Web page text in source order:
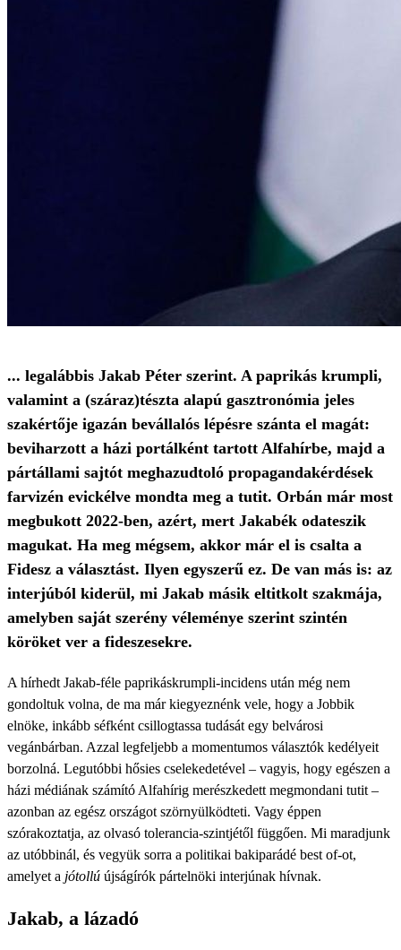
... legalábbis Jakab Péter szerint. A paprikás krumpli,
valamint a (száraz)tészta alapú gasztronómia jeles
szakértője igazán bevállalós lépésre szánta el magát:
beviharzott a házi portálként tartott Alfahírbe, majd a
pártállami sajtót meghazudtoló propagandakérdések
farvizén evickélve mondta meg a tutit. Orbán már most
megbukott 2022-ben, azért, mert Jakabék odateszik
magukat. Ha meg mégsem, akkor már el is csalta a
Fidesz a választást. Ilyen egyszerű ez. De van más is: az
interjúból kiderül, mi Jakab másik eltitkolt szakmája,
amelyben saját szerény véleménye szerint szintén
köröket ver a fideszesekre.
A hírhedt Jakab-féle paprikáskrumpli-incidens után még nem
gondoltuk volna, de ma már kiegyeznénk vele, hogy a Jobbik
elnöke, inkább séfként csillogtassa tudását egy belvárosi
vegánbárban. Azzal legfeljebb a momentumos választók kedélyeit
borzolná. Legutóbbi hősies cselekedetével – vagyis, hogy egészen a
házi médiának számító Alfahírig merészkedett megmondani tutit –
azonban az egész országot szörnyülködteti. Vagy éppen
szórakoztatja, az olvasó tolerancia-szintjétől függően. Mi maradjunk
az utóbbinál, és vegyük sorra a politikai bakiparádé best of-ot,
amelyet a jótollú újságírók pártelnöki interjúnak hívnak.
Jakab, a lázadó